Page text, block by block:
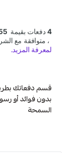
بدون فوائد أو
السمحة